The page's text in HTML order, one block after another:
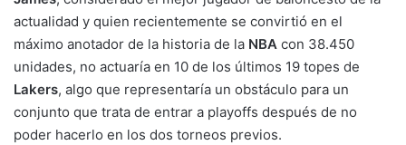
actualidad y quien recientemente se convirtió en el
máximo anotador de la historia de la NBA con 38.450
unidades, no actuaría en 10 de los últimos 19 topes de
Lakers, algo que representaría un obstáculo para un
conjunto que trata de entrar a playoffs después de no
poder hacerlo en los dos torneos previos.